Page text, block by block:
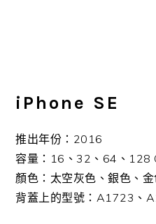
iPhone SE
推出年份：2016
容量：16、32、64、128
顏色：太空灰色、銀色、
背蓋上的型號：A1723、